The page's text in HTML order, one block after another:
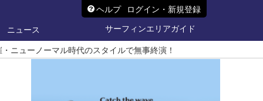
ヘルプ ログイン・新規登録
ニュース
サーフィンエリアガイド
ニューノーマル時代のスタイルで無事終演！